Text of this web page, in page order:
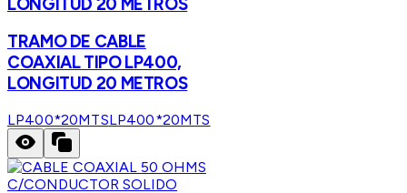
TRAMO DE CABLE
COAXIAL TIPO LP400,
LONGITUD 20 METROS
LP400*20MTSLP400*20MTS